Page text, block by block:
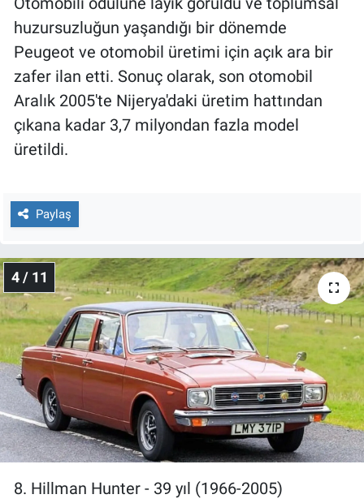
huzursuzluğun yaşandığı bir dönemde
Peugeot ve otomobil üretimi için açık ara bir
zafer ilan etti. Sonuç olarak, son otomobil
Aralık 2005'te Nijerya'daki üretim hattından
çıkana kadar 3,7 milyondan fazla model
üretildi.
Paylaş
4 / 11
8. Hillman Hunter - 39 yıl (1966-2005)